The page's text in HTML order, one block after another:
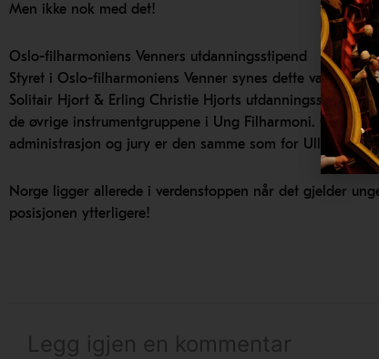
Men ikke nok med det!
Oslo-filharmoniens Venners utdanningsstipend
Styret i Oslo-filharmoniens Venner synes dette var en
Solitair Hjort & Erling Christie Hjorts utdanningsstipend.
de øvrige instrumentgruppene i Ung Filharmoni. Også
administrasjon og jury er den samme som for Ulla
Norge ligger allerede i verdenstoppen når det gjelder
posisjonen ytterligere!
Legg igjen en kommentar